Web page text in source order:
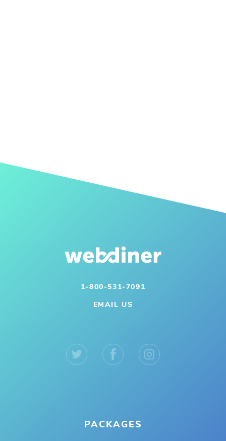
1-800-531-7091
EMAIL US
PACKAGES